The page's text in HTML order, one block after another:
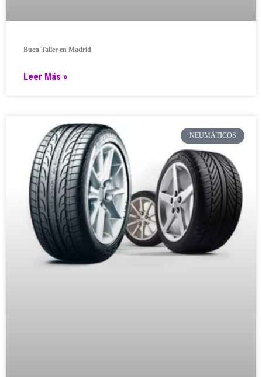
Buen Taller en Madrid
Leer Más »
NEUMÁTICOS